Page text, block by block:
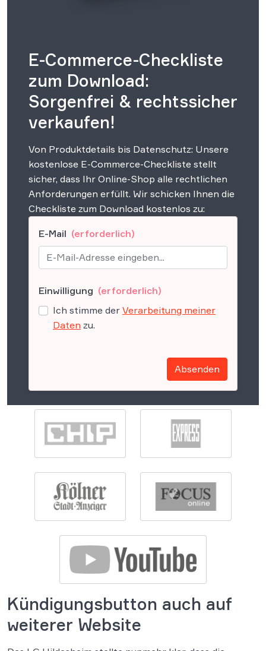
E-Commerce-Checkliste
zum Download:
Sorgenfrei & rechtssicher
verkaufen!
Von Produktdetails bis Datenschutz: Unsere
kostenlose E-Commerce-Checkliste stellt
sicher, dass Ihr Online-Shop alle rechtlichen
Anforderungen erfüllt. Wir schicken Ihnen die
Checkliste zum Download kostenlos zu:
E-Mail (erforderlich)
Einwilligung (erforderlich)
Ich stimme der Verarbeitung meiner
Daten zu.
Absenden
Kündigungsbutton auch auf
weiterer Website